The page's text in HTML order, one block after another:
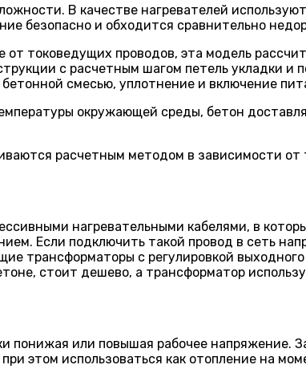
В качестве нагревателей
безопасно и обходится сравнительно
токоведущих проводов, эта модель
с расчетным шагом петель укладки и
смесью, уплотнение и включение
окружающей среды, бетон
расчетным методом в зависимости
нагревательными кабелями, в
Если подключить такой провод в сеть
трансформаторы с регулировкой
стоит дешево, а трансформатор
понижая или повышая рабочее напряжение.
этом использоваться как отопление на